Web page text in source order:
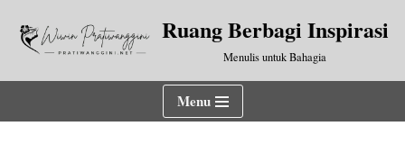
Lompat
Ruang Berbagi Inspirasi
Menulis untuk Bahagia
Menu